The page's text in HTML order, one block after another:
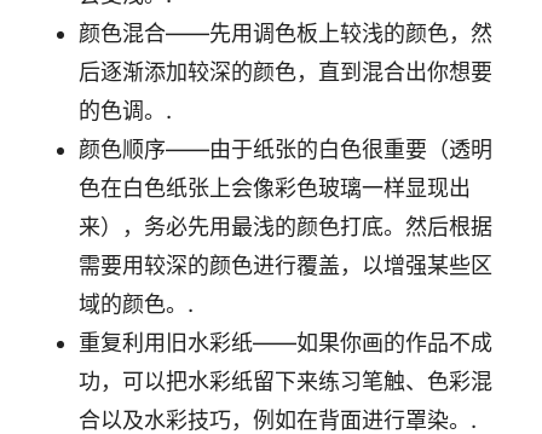
颜色混合——先用调色板上较浅的颜色，然
后逐渐添加较深的颜色，直到混合出你想要
的色调。.
颜色顺序——由于纸张的白色很重要（透明
色在白色纸张上会像彩色玻璃一样显现出
来），务必先用最浅的颜色打底。然后根据
需要用较深的颜色进行覆盖，以增强某些区
域的颜色。.
重复利用旧水彩纸——如果你画的作品不成
功，可以把水彩纸留下来练习笔触、色彩混
合以及水彩技巧，例如在背面进行罩染。.